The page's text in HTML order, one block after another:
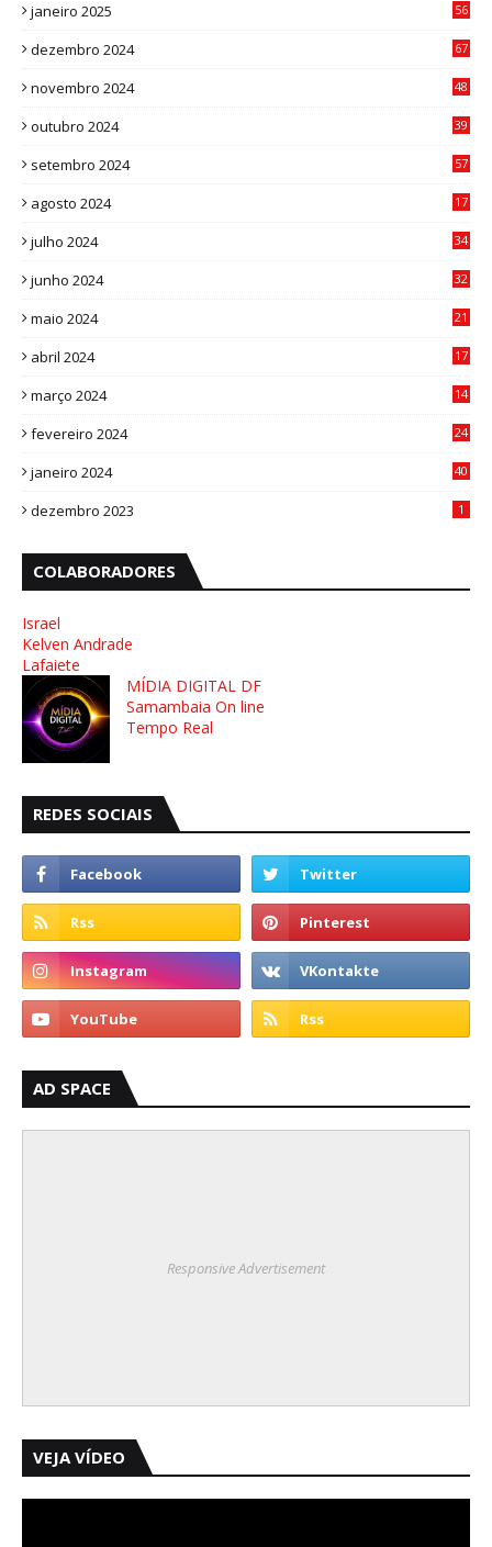
janeiro 2025
56
dezembro 2024
67
novembro 2024
48
outubro 2024
39
setembro 2024
57
agosto 2024
17
julho 2024
34
junho 2024
32
maio 2024
21
abril 2024
17
março 2024
14
fevereiro 2024
24
janeiro 2024
40
dezembro 2023 1
COLABORADORES
Israel
Kelven Andrade
Lafaiete
MÍDIA DIGITAL DF
Samambaia On line
Tempo Real
REDES SOCIAIS
AD SPACE
Responsive Advertisement
VEJA VÍDEO